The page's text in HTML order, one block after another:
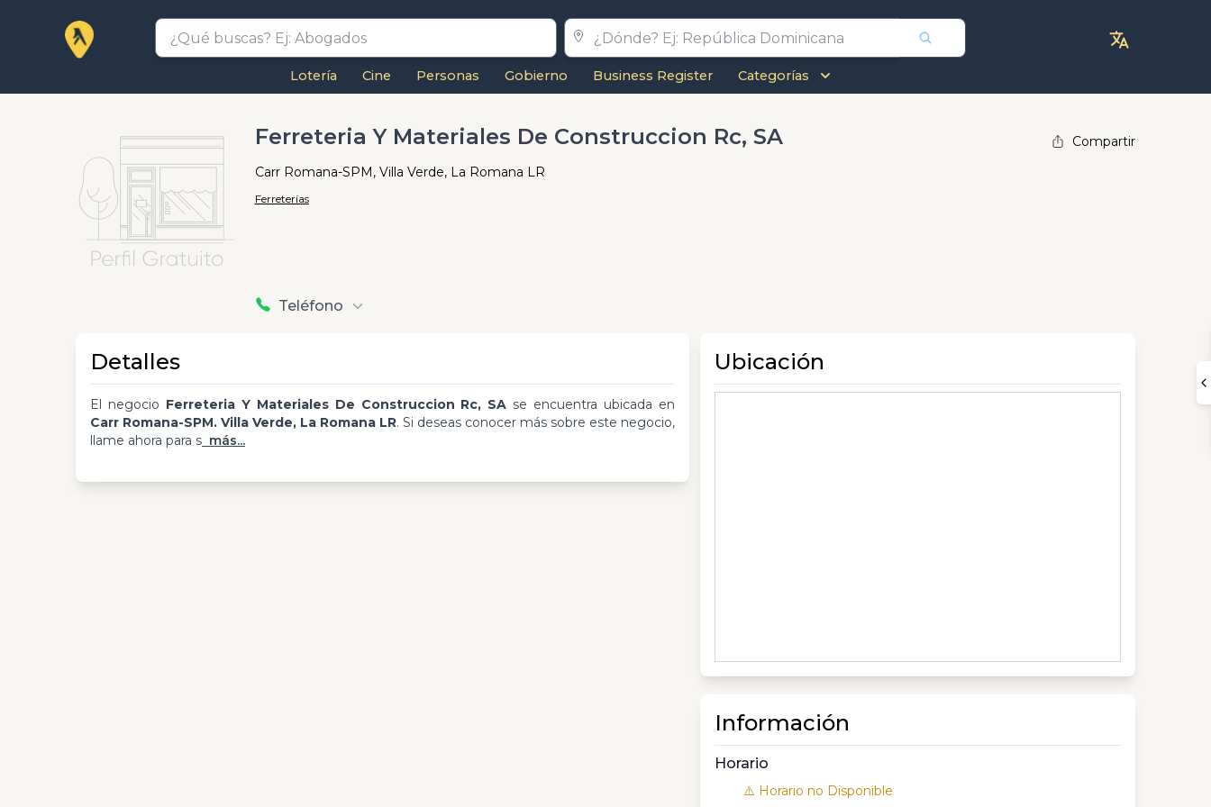
Lotería Cine Personas Gobierno Business Register Categorías
Ferreteria Y Materiales De Construccion Rc, SA
Carr Romana-SPM, Villa Verde, La Romana LR
Ferreterías
Teléfono
Compartir
Detalles
El negocio Ferreteria Y Materiales De Construccion Rc, SA se encuentra ubicada en
Carr Romana-SPM. Villa Verde, La Romana LR. Si deseas conocer más sobre este negocio,
llame ahora para s más...
Ubicación
Información
Horario
⚠️ Horario no Disponible